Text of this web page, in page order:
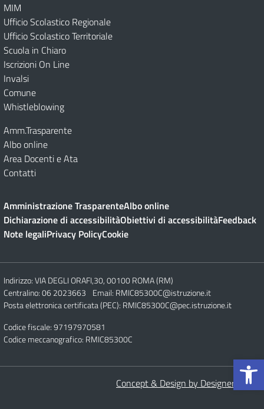
MIM
Ufficio Scolastico Regionale
Ufficio Scolastico Territoriale
Scuola in Chiaro
Iscrizioni On Line
Invalsi
Comune
Whistleblowing
Amm.Trasparente
Albo online
Area Docenti e Ata
Contatti
Amministrazione TrasparenteAlbo online
Dichiarazione di accessibilitàObiettivi di accessibilitàFeedback
Note legaliPrivacy PolicyCookie
Indirizzo:VIA DEGLI ORAFI,30, 00100 ROMA (RM)
Centralino:06 2023663 Email: RMIC85300C@istruzione.it
Posta elettronica certificata (PEC): RMIC85300C@pec.istruzione.it
Codice fiscale: 97197970581
Codice meccanografico: RMIC85300C
Concept & Design by Designers Italia